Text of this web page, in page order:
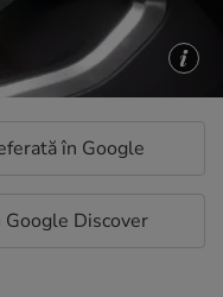
în Google
Google Discover